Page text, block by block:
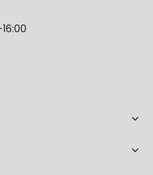
nie wpłynie na
dokonanego przed